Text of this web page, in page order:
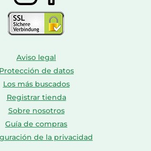
Aviso legal
Protección de datos
Los más buscados
Registrar tienda
Sobre nosotros
Guía de compras
de la privacidad